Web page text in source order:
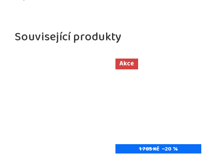
Související produkty
Akce
1 785 Kč –20 %